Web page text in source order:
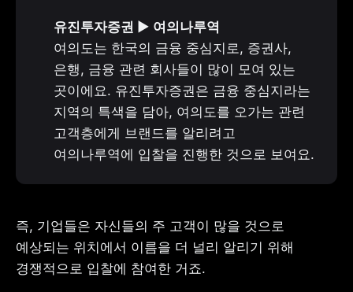
유진투자증권 ▶️
여의도는 한국의 금융 중심지로, 증권사,
은행, 금융 관련 회사들이 많이 모여 있는
곳이에요. 유진투자증권은 금융 중심지라는
지역의 특색을 담아, 여의도를 오가는 관련
고객층에게 브랜드를 알리려고
여의나루역에 입찰을 진행한 것으로 보여요.
즉, 기업들은 자신들의 주 고객이 많을 것으로
예상되는 위치에서 이름을 더 널리 알리기 위해
경쟁적으로 입찰에 참여한 거죠.